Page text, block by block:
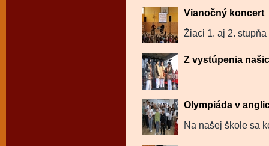
Vianočný koncert
Žiaci 1. aj 2.
Z vystúpenia
Olympiáda v
Na našej škole sa